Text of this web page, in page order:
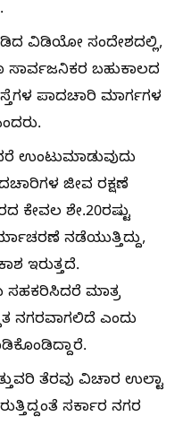
ವಿಡಿಯೋ ಸಂದೇಶದಲ್ಲಿ,
ಸಾರ್ವಜನಿಕರ ಬಹುಕಾಲದ
ಪಾದಚಾರಿ ಮಾರ್ಗಗಳ
ಉಂಟುಮಾಡುವುದು
ಜೀವ ರಕ್ಷಣೆ
ಕೇವಲ ಶೇ.20ರಷ್ಟು
ನಡೆಯುತ್ತಿದ್ದು,
ಇರುತ್ತದೆ.
ಸಹಕರಿಸಿದರೆ ಮಾತ್ರ
ನಗರವಾಗಲಿದೆ ಎಂದು
ತೆರವು ವಿಚಾರ ಉಲ್ಟಾ
ಸರ್ಕಾರ ನಗರ